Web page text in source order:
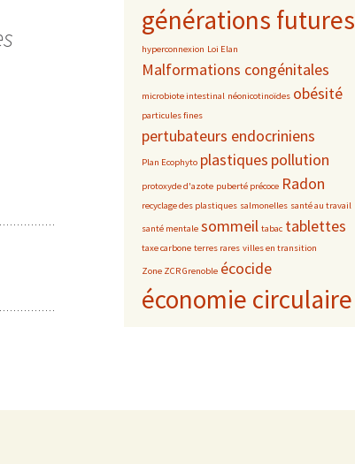
générations futures
hyperconnexion Loi Elan
Malformations congénitales
microbiote intestinal néonicotinoïdes obésité
particules fines
pertubateurs endocriniens
Plan Ecophyto plastiques pollution
protoxyde d'azote puberté précoce Radon
recyclage des plastiques salmonelles santé au travail
santé mentale sommeil tabac tablettes
taxe carbone terres rares villes en transition
Zone ZCR Grenoble écocide
économie circulaire